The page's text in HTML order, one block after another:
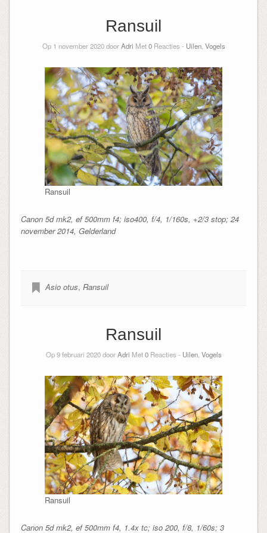
Ransuil
Op 1 november 2020 doorAdri Met0Reacties - Uilen, Vogels
Ransuil
Canon 5d mk2, ef 500mm f4; iso400, f/4, 1/160s, +2/3 stop; 24
november 2014, Gelderland
Asio otus, Ransuil
Ransuil
Op 9 februari 2020 doorAdri Met0Reacties - Uilen, Vogels
Ransuil
Canon 5d mk2, ef 500mm f4, 1.4x tc; iso 200, f/8, 1/60s; 3